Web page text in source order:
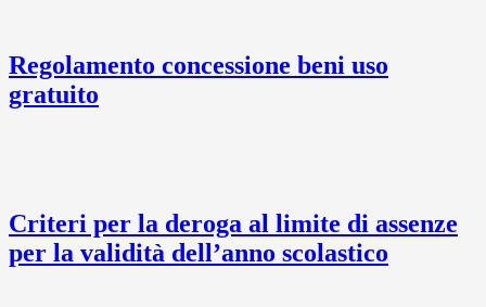
Regolamento concessione beni uso
gratuito
Criteri per la deroga al limite di assenze
per la validità dell’anno scolastico